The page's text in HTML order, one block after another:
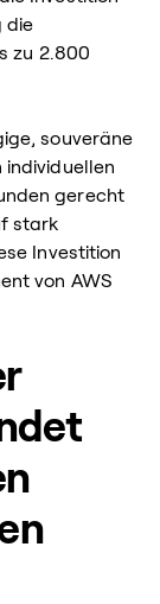
die
zu 2.800
souveräne
individuellen
gerecht
stark
Investition
von AWS